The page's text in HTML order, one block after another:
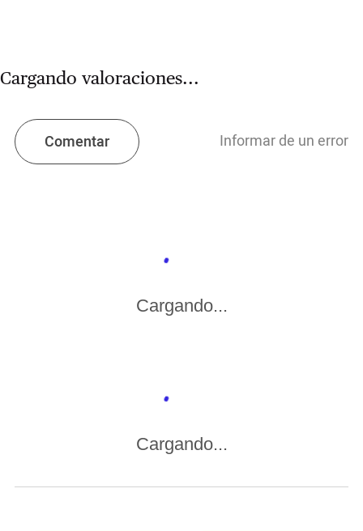
Cargando valoraciones...
Comentar Informar de un error
Cargando...
Cargando...